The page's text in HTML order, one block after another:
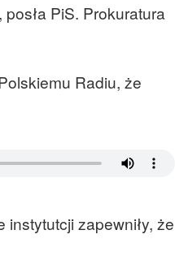
PiS. Prokuratura
Radiu, że
zapewniły, że